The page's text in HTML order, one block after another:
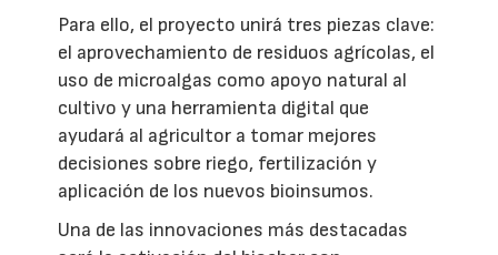
Para ello, el proyecto unirá tres piezas clave:
el aprovechamiento de residuos agrícolas, el
uso de microalgas como apoyo natural al
cultivo y una herramienta digital que
ayudará al agricultor a tomar mejores
decisiones sobre riego, fertilización y
aplicación de los nuevos bioinsumos.
Una de las innovaciones más destacadas